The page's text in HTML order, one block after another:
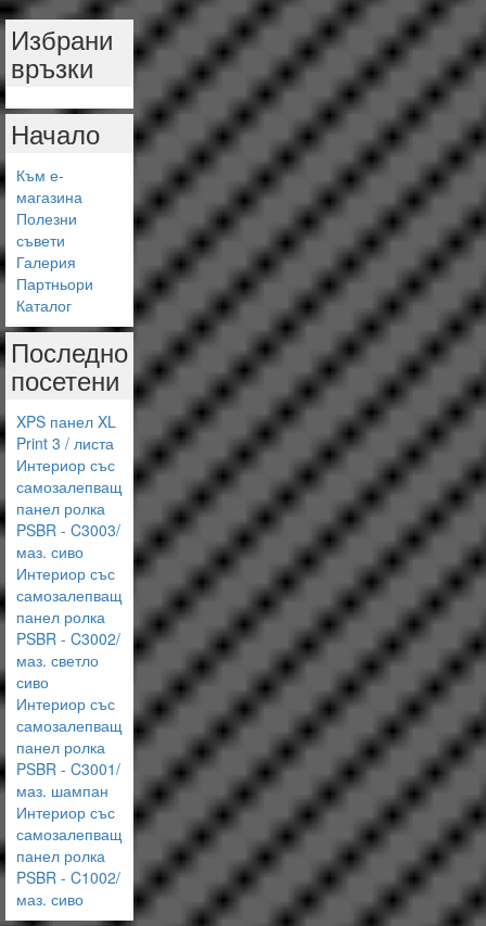
Избрани
връзки
Начало
Към е-
магазина
Полезни
съвети
Галерия
Партньори
Каталог
Последно
посетени
XPS панел XL
Print 3 / листа
Интериор със
самозалепващ
панел ролка
PSBR - C3003/
маз. сиво
Интериор със
самозалепващ
панел ролка
PSBR - C3002/
маз. светло
сиво
Интериор със
самозалепващ
панел ролка
PSBR - C3001/
маз. шампан
Интериор със
самозалепващ
панел ролка
PSBR - C1002/
маз. сиво